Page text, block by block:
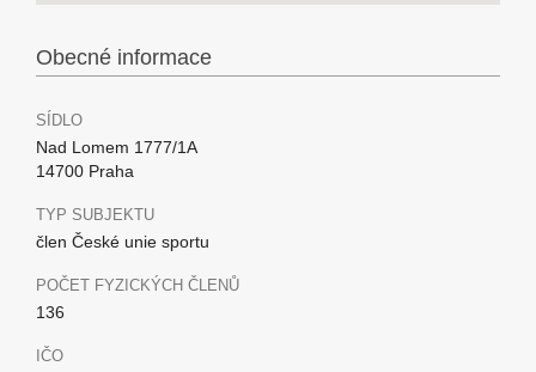
Obecné informace
SÍDLO
Nad Lomem 1777/1A
14700 Praha
TYP SUBJEKTU
člen České unie sportu
POČET FYZICKÝCH ČLENŮ
136
IČO